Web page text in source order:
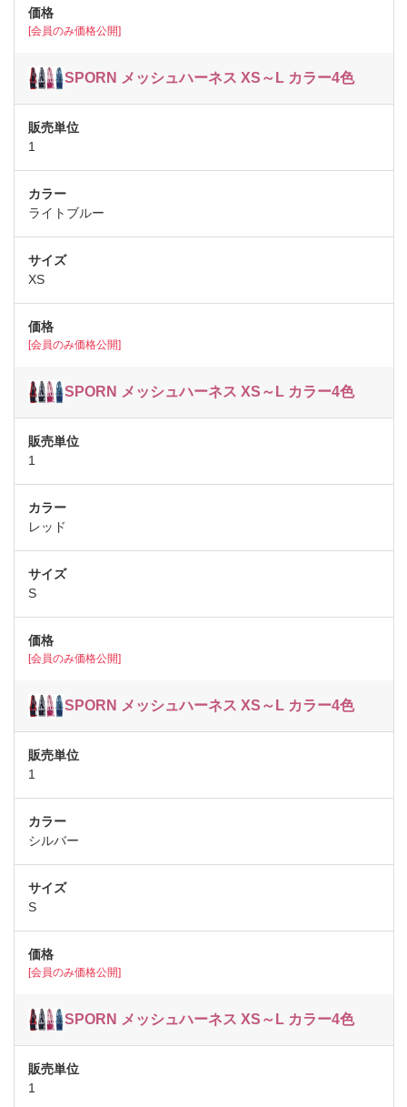
[会員のみ価格公開]
SPORN メッシュハーネス XS～L カラー4色
1
ライトブルー
XS
[会員のみ価格公開]
SPORN メッシュハーネス XS～L カラー4色
1
レッド
S
[会員のみ価格公開]
SPORN メッシュハーネス XS～L カラー4色
1
シルバー
S
[会員のみ価格公開]
SPORN メッシュハーネス XS～L カラー4色
1